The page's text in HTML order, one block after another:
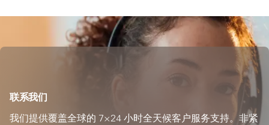
联系我们
我们提供覆盖全球的 7×24 小时全天候客户服务支持。非紧